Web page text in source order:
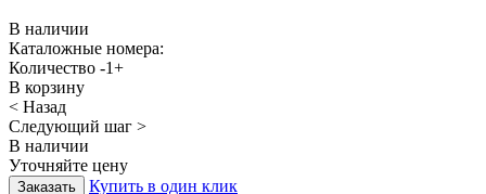
В наличии
Каталожные номера:
Количество -1+
В корзину
< Назад
Следующий шаг >
В наличии
Уточняйте цену
Купить в один клик